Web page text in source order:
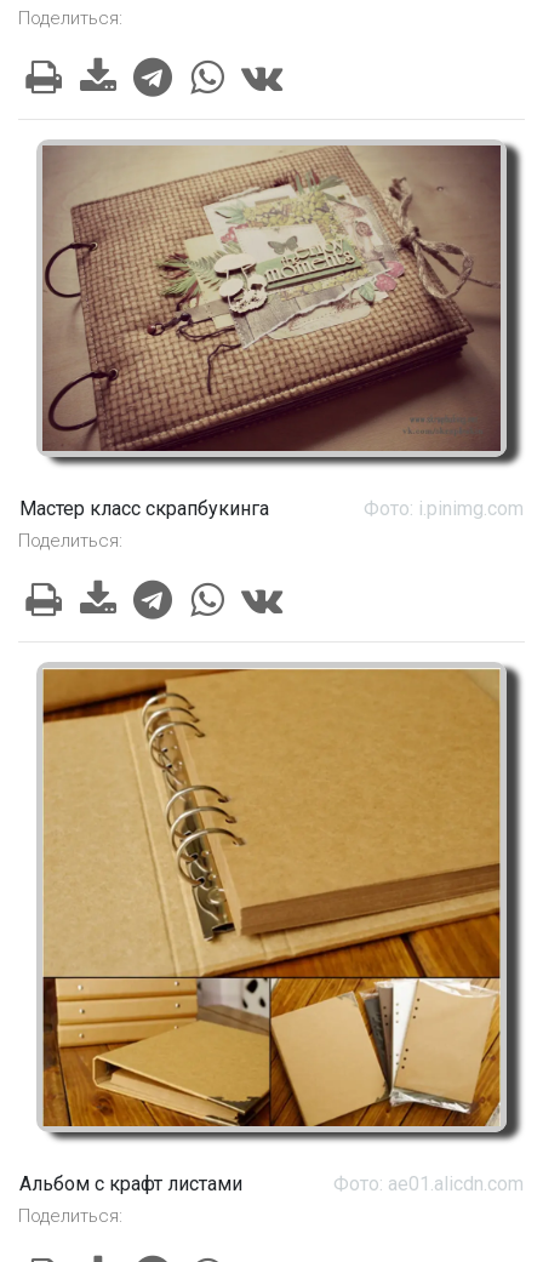
Поделиться:
Мастер класс скрапбукинга Фото: i.pinimg.com
Поделиться:
Альбом с крафт листами Фото: ae01.alicdn.com
Поделиться: